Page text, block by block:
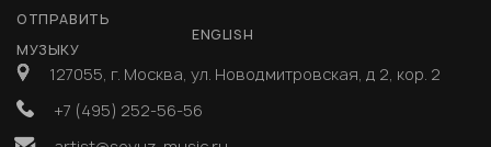
ОТПРАВИТЬ
МУЗЫКУ
ENGLISH
127055, г. Москва, ул. Новодмитровская, д 2, кор. 2
+7 (495) 252-56-56